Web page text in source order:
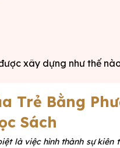
xây dựng như thế
Trẻ Bằng
Sách
là việc hình thành sự kiên